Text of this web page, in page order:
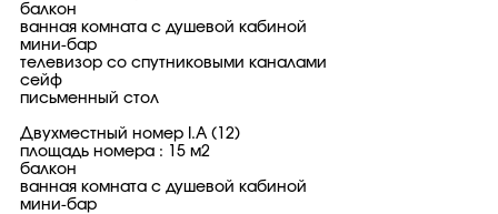
балкон
ванная комната с душевой кабиной
мини-бар
телевизор со спутниковыми каналами
сейф
письменный стол
Двухместный номер I.A (12)
площадь номера : 15 м2
балкон
ванная комната с душевой кабиной
мини-бар